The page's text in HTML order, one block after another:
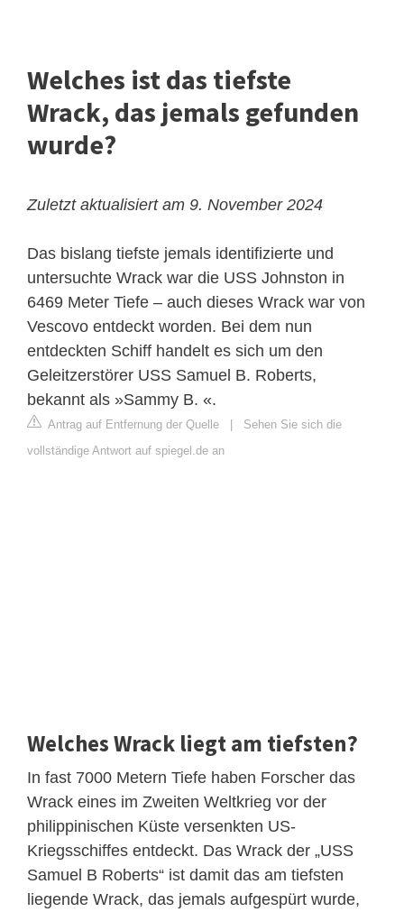
Welches ist das tiefste
Wrack, das jemals gefunden
wurde?
Zuletzt aktualisiert am 9. November 2024
Das bislang tiefste jemals identifizierte und
untersuchte Wrack war die USS Johnston in
6469 Meter Tiefe – auch dieses Wrack war von
Vescovo entdeckt worden. Bei dem nun
entdeckten Schiff handelt es sich um den
Geleitzerstörer USS Samuel B. Roberts,
bekannt als »Sammy B. «.
Antrag auf Entfernung der Quelle
Sehen Sie sich die
vollständige Antwort auf spiegel.de an
Welches Wrack liegt am tiefsten?
In fast 7000 Metern Tiefe haben Forscher das
Wrack eines im Zweiten Weltkrieg vor der
philippinischen Küste versenkten US-
Kriegsschiffes entdeckt. Das Wrack der „USS
Samuel B Roberts“ ist damit das am tiefsten
liegende Wrack, das jemals aufgespürt wurde,